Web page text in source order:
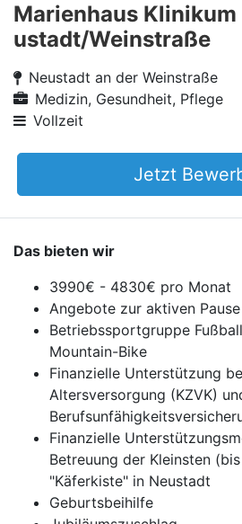
Marienhaus
ustadt/Weinstraße
Neustadt an der Weinstraße
Medizin, Gesundheit, Pflege
Vollzeit
Jetzt
Das bieten wir
3990€ - 4830€ pro Monat
Angebote zur aktiven
Betriebssportgruppe
Mountain-Bike
Finanzielle Unterstützung
Altersversorgung (KZVK)
Finanzielle
Betreuung der Kleinsten
"Käferkiste" in Neustadt
Geburtsbeihilfe